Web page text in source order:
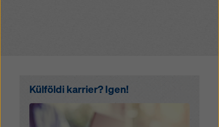
Külföldi karrier? Igen!
Open